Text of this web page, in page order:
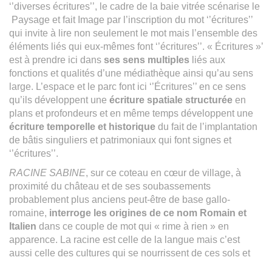
‘’diverses écritures’’, le cadre de la baie vitrée scénarise le
Paysage et fait Image par l’inscription du mot ‘’écritures’’
qui invite à lire non seulement le mot mais l’ensemble des
éléments liés qui eux-mêmes font ‘’écritures’’. « Écritures »’
est à prendre ici dans ses sens multiples liés aux
fonctions et qualités d’une médiathèque ainsi qu’au sens
large. L’espace et le parc font ici ‘’Écritures’’ en ce sens
qu’ils développent une écriture spatiale structurée en
plans et profondeurs et en même temps développent une
écriture temporelle et historique du fait de l’implantation
de bâtis singuliers et patrimoniaux qui font signes et
‘’écritures’’.
RACINE SABINE, sur ce coteau en cœur de village, à
proximité du château et de ses soubassements
probablement plus anciens peut-être de base gallo-
romaine, interroge les origines de ce nom Romain et
Italien dans ce couple de mot qui « rime à rien » en
apparence. La racine est celle de la langue mais c’est
aussi celle des cultures qui se nourrissent de ces sols et